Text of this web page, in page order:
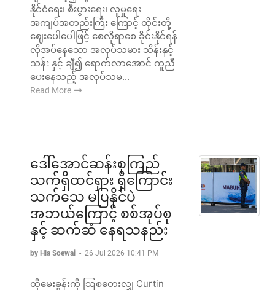
နိုင်ငံရေး၊ စီးပွားရေး၊ လူမှုရေး
အကျပ်အတည်းကြီး ကြောင့် ထိုင်းတို့
ဈေးပေါပေါဖြင့် စေလိုရာစေ ခိုင်းနိုင်ရန်
လိုအပ်နေသော အလုပ်သမား သိန်းနှင့်
သန်း နှင့် ချီ၍ ရောက်လာအောင် ကူညီ
ပေးနေသည့် အလုပ်သမ...
Read More
ဒေါ်အောင်ဆန်းစုကြည်
သက်ရှိထင်ရှား ရှိကြောင်း
သက်သေ မပြနိုင်ပဲ
အဘယ်ကြောင့် စစ်အုပ်စု
နှင့် ဆက်ဆံ နေရသနည်း
by Hla Soewai - 26 Jul 2026 10:41 PM
ထိုမေးခွန်းကို ဩစတေးလျှ Curtin